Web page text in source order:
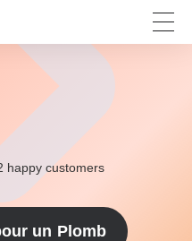
happy customers
un Plomb